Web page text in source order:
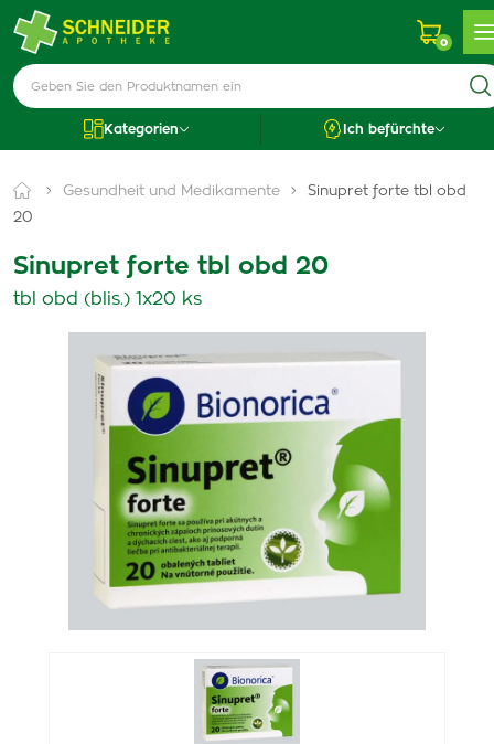
0
Kategorien Ich befürchte
Gesundheit und Medikamente
Sinupret forte tbl obd
20
Sinupret forte tbl obd 20
tbl obd (blis.) 1x20 ks